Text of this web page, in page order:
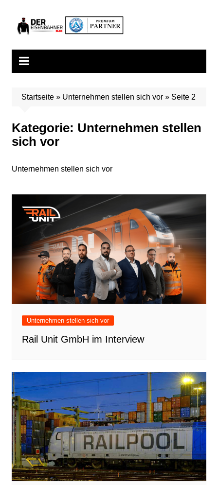
springen
Startseite» Unternehmen stellen sich vor» Seite 2
Kategorie: Unternehmen stellen
sich vor
Unternehmen stellen sich vor
Unternehmen stellen sich vor
Rail Unit GmbH im Interview